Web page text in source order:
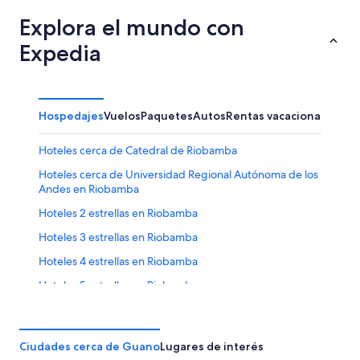
Explora el mundo con
Expedia
HospedajesVuelosPaquetesAutosRentas vacacionales
Hoteles cerca de Catedral de Riobamba
Hoteles cerca de Universidad Regional Autónoma de los
Andes en Riobamba
Hoteles 2 estrellas en Riobamba
Hoteles 3 estrellas en Riobamba
Hoteles 4 estrellas en Riobamba
Hoteles 5 estrellas en Riobamba
B&B en Riobamba
Ciudades cerca de GuanoLugares de interés